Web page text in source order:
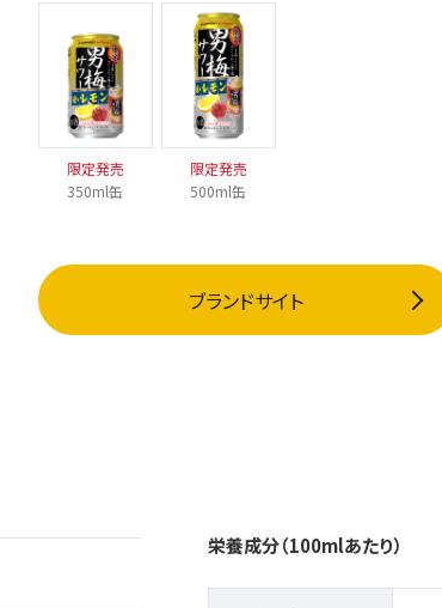
限定発売
350ml缶
限定発売
500ml缶
ブランドサイト
栄養成分（100mlあたり）